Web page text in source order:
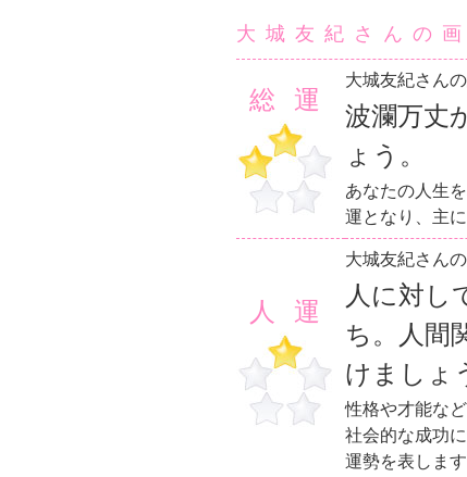
大城友紀さんの
総運
大城友紀さん
波瀾万丈
ょう。
あなたの人生
運となり、主
人運
大城友紀さん
人に対し
ち。人間
けましょ
性格や才能な
社会的な成功
運勢を表します